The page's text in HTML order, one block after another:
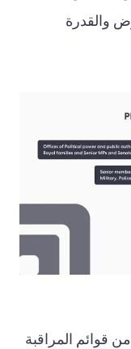
والقدرة
قوائم المراقبة